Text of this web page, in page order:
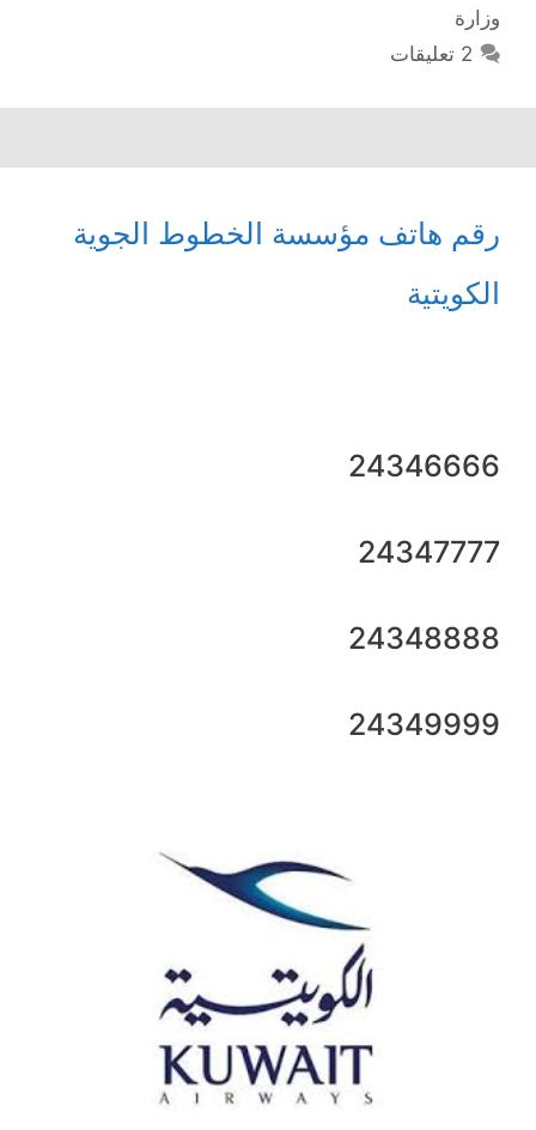
وزارة
2 تعليقات
رقم هاتف مؤسسة الخطوط الجوية
الكويتية
24346666
24347777
24348888
24349999